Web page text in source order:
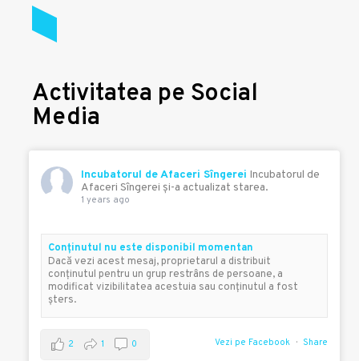
Activitatea pe Social
Media
Incubatorul de Afaceri Sîngerei Incubatorul de
Afaceri Sîngerei şi-a actualizat starea.
1 years ago
Conţinutul nu este disponibil momentan
Dacă vezi acest mesaj, proprietarul a distribuit
conţinutul pentru un grup restrâns de persoane, a
modificat vizibilitatea acestuia sau conţinutul a fost
şters.
Vezi pe Facebook Share
2 1 0